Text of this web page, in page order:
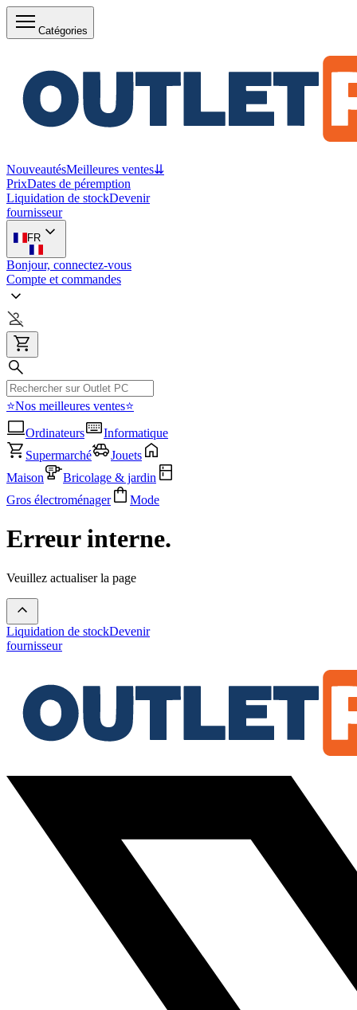
Catégories
NouveautésMeilleures ventes⇊
PrixDates de péremption
Liquidation de stockDevenir
fournisseur
FR
Bonjour, connectez-vous
Compte et commandes
⭐Nos meilleures ventes⭐
Ordinateurs
Informatique
Supermarché
Jouets
Maison
Bricolage & jardin
Gros électroménager
Mode
Erreur interne.
Veuillez actualiser la page
Liquidation de stockDevenir
fournisseur